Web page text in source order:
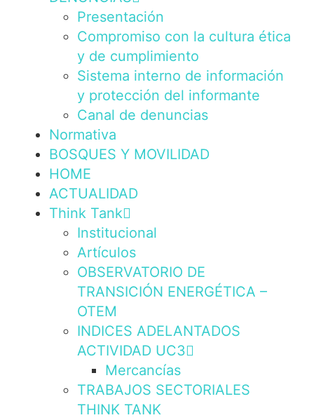
Presentación
Compromiso con la cultura ética
y de cumplimiento
Sistema interno de información
y protección del informante
Canal de denuncias
Normativa
BOSQUES Y MOVILIDAD
HOME
ACTUALIDAD
Think Tank
Institucional
Artículos
OBSERVATORIO DE
TRANSICIÓN ENERGÉTICA –
OTEM
INDICES ADELANTADOS
ACTIVIDAD UC3
Mercancías
TRABAJOS SECTORIALES
THINK TANK